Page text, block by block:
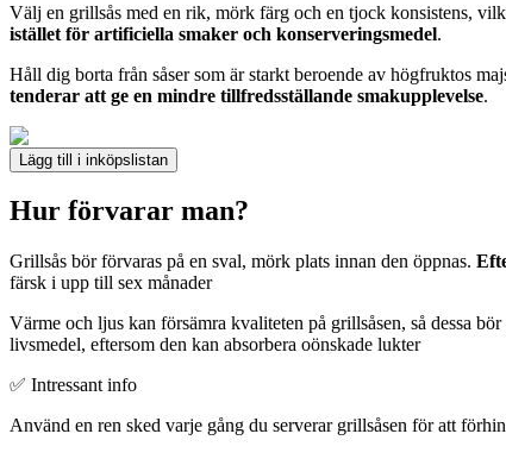
Välj en grillsås med en rik, mörk färg och en tjock konsistens,
istället för artificiella smaker och konserveringsmedel.
Håll dig borta från såser som är starkt beroende av högfruktos
tenderar att ge en mindre tillfredsställande smakupplevelse.
Lägg till i inköpslistan
Hur förvarar man?
Grillsås bör förvaras på en sval, mörk plats innan den öppnas.
färsk i upp till sex månader
Värme och ljus kan försämra kvaliteten på grillsåsen, så dessa
livsmedel, eftersom den kan absorbera oönskade lukter
✅ Intressant info
Använd en ren sked varje gång du serverar grillsåsen för att